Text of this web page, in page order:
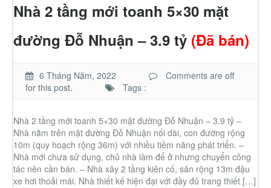
Nhà 2 tầng mới toanh 5×30 mặt
đường Đỗ Nhuận – 3.9 tỷ (Đã bán)
6 Tháng Năm, 2022
Comments are off
for this post.
Tags :
Nhà 2 tầng mới toanh 5×30 mặt đường Đỗ Nhuận – 3.9 tỷ –
Nhà nằm trên mặt đường Đỗ Nhuận nối dài, con đường rộng
10m (quy hoạch rộng 36m) với nhiều tiềm năng phát triển. –
Nhà mới chưa sử dụng, chủ nhà làm để ở nhưng chuyển công
tác nên cần bán. – Nhà xây 2 tầng kiên cố, sân rộng 13m đậu
xe hơi thoải mái. Nhà thiết kế hiện đại với đầy đủ trang thiết […]